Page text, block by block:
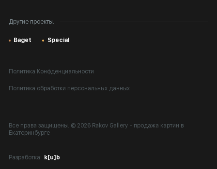
Другие проекты:
Baget Special
Политика Конфденциальности
Политика обработки персональных данных
Все права защищены. © 2026 Rakov Gallery - продажа картин в
Екатеринбурге
Разработка: k[u]b